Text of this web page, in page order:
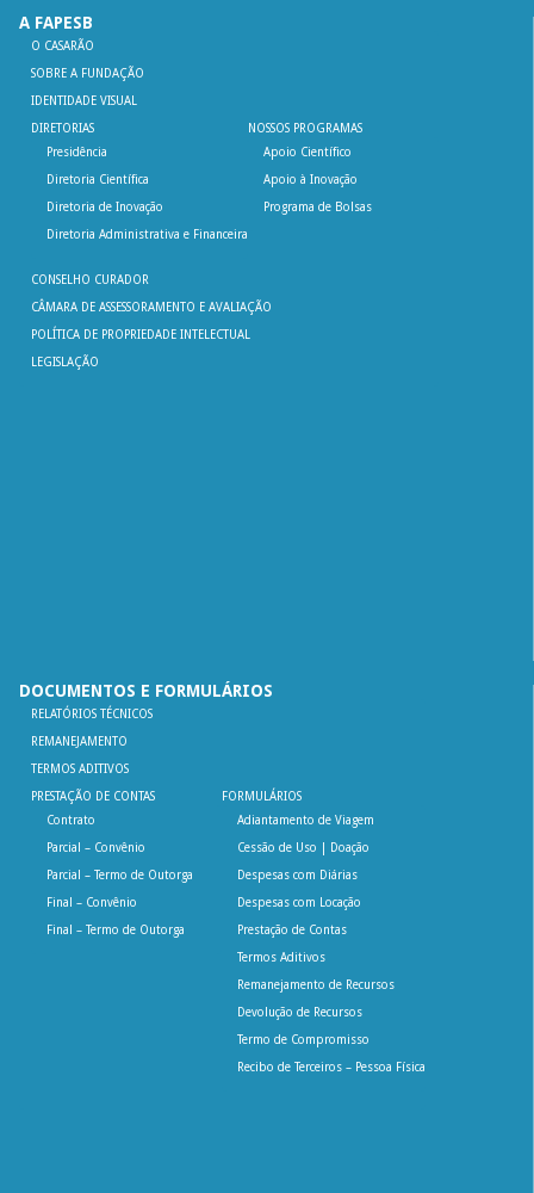
A FAPESB
O CASARÃO
SOBRE A FUNDAÇÃO
IDENTIDADE VISUAL
DIRETORIAS
Presidência
Diretoria Científica
Diretoria de Inovação
Diretoria Administrativa e Financeira
NOSSOS PROGRAMAS
Apoio Científico
Apoio à Inovação
Programa de Bolsas
CONSELHO CURADOR
CÂMARA DE ASSESSORAMENTO E AVALIAÇÃO
POLÍTICA DE PROPRIEDADE INTELECTUAL
LEGISLAÇÃO
DOCUMENTOS E FORMULÁRIOS
RELATÓRIOS TÉCNICOS
REMANEJAMENTO
TERMOS ADITIVOS
PRESTAÇÃO DE CONTAS
Contrato
Parcial – Convênio
Parcial – Termo de Outorga
Final – Convênio
Final – Termo de Outorga
FORMULÁRIOS
Adiantamento de Viagem
Cessão de Uso | Doação
Despesas com Diárias
Despesas com Locação
Prestação de Contas
Termos Aditivos
Remanejamento de Recursos
Devolução de Recursos
Termo de Compromisso
Recibo de Terceiros – Pessoa Física